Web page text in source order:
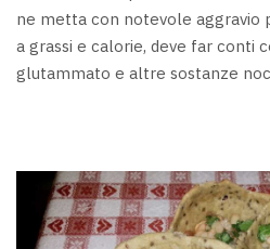
ne metta con notevole aggravio
a grassi e calorie, deve far conti
glutammato e altre sostanze